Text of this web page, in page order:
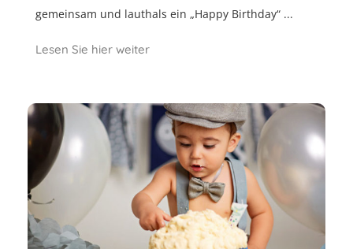
gemeinsam und lauthals ein „Happy Birthday“ ...
Lesen Sie hier weiter